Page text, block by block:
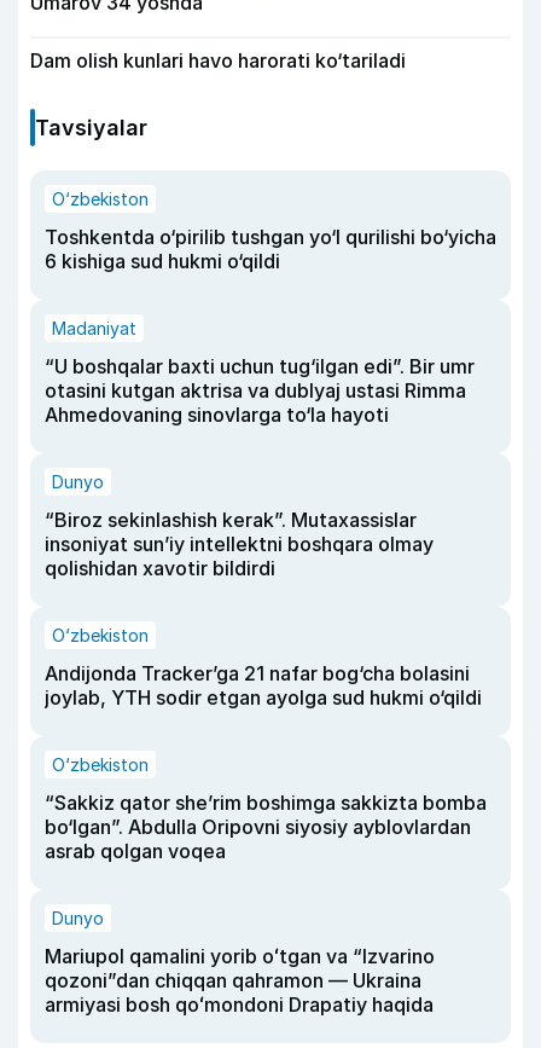
Dam olish kunlari havo harorati ko‘tariladi
Tavsiyalar
O‘zbekiston
Toshkentda o‘pirilib tushgan yo‘l qurilishi bo‘yicha
6 kishiga sud hukmi o‘qildi
Madaniyat
“U boshqalar baxti uchun tug‘ilgan edi”. Bir umr
otasini kutgan aktrisa va dublyaj ustasi Rimma
Ahmedovaning sinovlarga to‘la hayoti
Dunyo
“Biroz sekinlashish kerak”. Mutaxassislar
insoniyat sun’iy intellektni boshqara olmay
qolishidan xavotir bildirdi
O‘zbekiston
Andijonda Tracker’ga 21 nafar bog‘cha bolasini
joylab, YTH sodir etgan ayolga sud hukmi o‘qildi
O‘zbekiston
“Sakkiz qator she’rim boshimga sakkizta bomba
bo‘lgan”. Abdulla Oripovni siyosiy ayblovlardan
asrab qolgan voqea
Dunyo
Mariupol qamalini yorib oʻtgan va “Izvarino
qozoni”dan chiqqan qahramon — Ukraina
armiyasi bosh qoʻmondoni Drapatiy haqida